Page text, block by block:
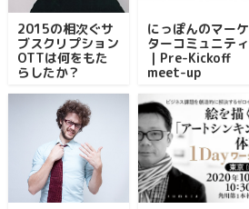
2015の相次ぐサ
ブスクリプション
OTTは何をもた
らしたか？
にっぽんのマーケ
ターコミュニティ
｜Pre-Kickoff
meet-up